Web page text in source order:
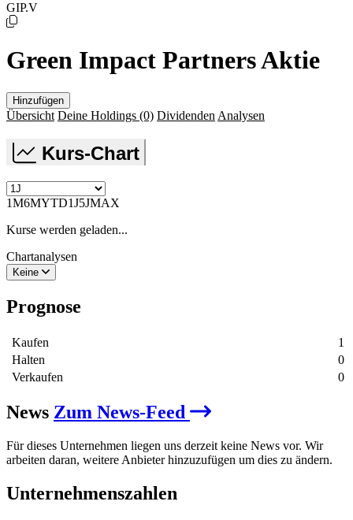
GIP.V
Green Impact Partners Aktie
Hinzufügen
Übersicht Deine Holdings (0) Dividenden Analysen
Kurs-Chart
1M6MYTD1J5JMAX
Kurse werden geladen...
Chartanalysen
Keine
Prognose
Kaufen
1
Halten
0
Verkaufen
0
News Zum News-Feed
Für dieses Unternehmen liegen uns derzeit keine News vor. Wir
arbeiten daran, weitere Anbieter hinzuzufügen um dies zu ändern.
Unternehmenszahlen